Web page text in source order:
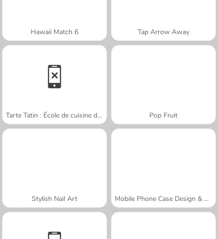
Hawaii Match 6 Tap Arrow Away
Tarte Tatin : École de cuisine de Sara Pop Fruit
Stylish Nail Art Mobile Phone Case Design & DIY